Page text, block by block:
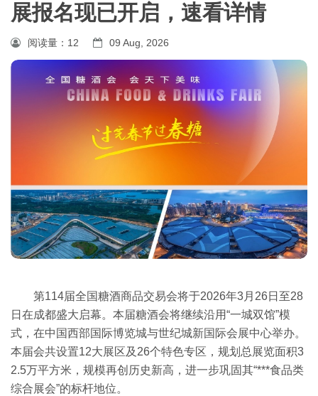
展报名现已开启，速看详情
阅读量： 12 09 Aug, 2026
第114届全国糖酒商品交易会将于2026年3月26日至28
日在成都盛大启幕。本届糖酒会将继续沿用“一城双馆”模
式，在中国西部国际博览城与世纪城新国际会展中心举办。
本届会共设置12大展区及26个特色专区，规划总展览面积3
2.5万平方米，规模再创历史新高，进一步巩固其“***食品类
综合展会”的标杆地位。